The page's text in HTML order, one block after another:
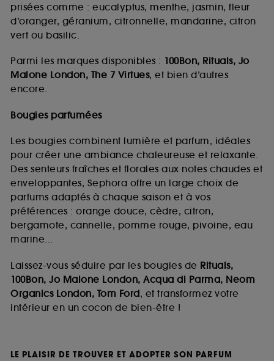
prisées comme : eucalyptus, menthe, jasmin, fleur
d’oranger, géranium, citronnelle, mandarine, citron
vert ou basilic.
Parmi les marques disponibles : 100Bon, Rituals, Jo
Malone London, The 7 Virtues, et bien d’autres
encore.
Bougies parfumées
Les bougies combinent lumière et parfum, idéales
pour créer une ambiance chaleureuse et relaxante.
Des senteurs fraîches et florales aux notes chaudes et
enveloppantes, Sephora offre un large choix de
parfums adaptés à chaque saison et à vos
préférences : orange douce, cèdre, citron,
bergamote, cannelle, pomme rouge, pivoine, eau
marine...
Laissez-vous séduire par les bougies de Rituals,
100Bon, Jo Malone London, Acqua di Parma, Neom
Organics London, Tom Ford, et transformez votre
intérieur en un cocon de bien-être !
LE PLAISIR DE TROUVER ET ADOPTER SON PARFUM